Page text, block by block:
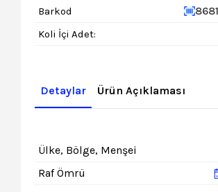
Barkod
Koli İçi Adet:
Detaylar Ürün Açıklaması
Ülke, Bölge, Menşei
Raf Ömrü